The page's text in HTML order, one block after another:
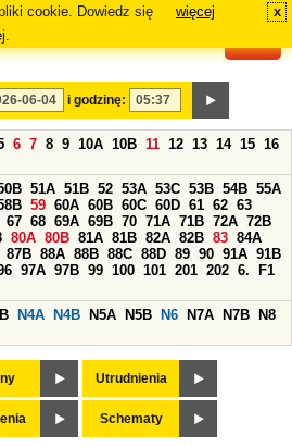
cookie. Dowiedz się
więcej x
i godzinę:
6 7 8 9 10A 10B 11 12 13 14 15 16
51A 51B 52 53A 53C 53B 54B 55A
59 60A 60B 60C 60D 61 62 63
67 68 69A 69B 70 71A 71B 72A 72B
80A 80B 81A 81B 82A 82B 83 84A
87B 88A 88B 88C 88D 89 90 91A 91B
97A 97B 99 100 101 201 202 6.
F1
N4A N4B N5A N5B N6 N7A N7B
N8
Utrudnienia
Schematy